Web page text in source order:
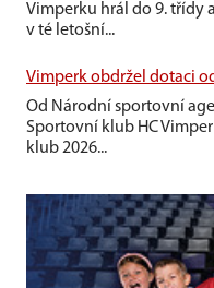
Vimperku hrál do 9. třídy
v té letošní...
Vimperk obdržel dotaci
Od Národní sportovní
Sportovní klub HC
klub 2026...